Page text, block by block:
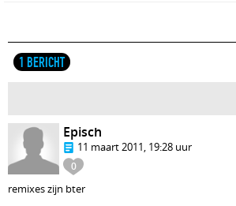
1 BERICHT
0
Episch
11 maart 2011, 19:28 uur
remixes zijn bter